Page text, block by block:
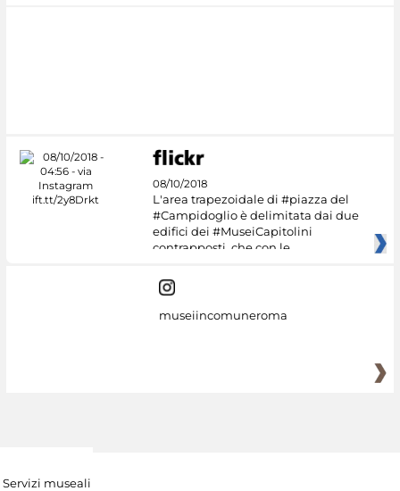
08/10/2018
L'area trapezoidale di #piazza del
#Campidoglio è delimitata dai due
edifici dei #MuseiCapitolini
contrapposti, che con le
museiincomuneroma
Servizi museali